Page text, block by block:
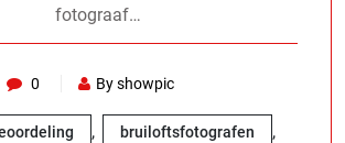
fotograaf…
0 By showpic
, bruiloftsfotografen ,